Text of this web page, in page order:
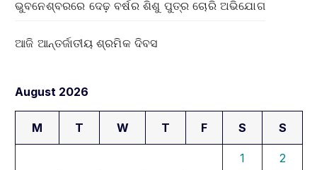
ଭୁବନେଶ୍ବରରେ ଦେଢ଼ ବର୍ଷର ଶିଶୁ ପୁତ୍ର ଚୋରି ଅଭିଯୋଗ
ଆଜି ଆନ୍ତର୍ଜାତୀୟ ଶ୍ରମିକ ଦିବସ
August 2026
M T W T F S S
1
2